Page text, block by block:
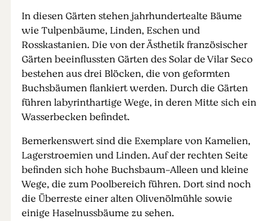
In diesen Gärten stehen jahrhundertealte Bäume
wie Tulpenbäume, Linden, Eschen und
Rosskastanien. Die von der Ästhetik französischer
Gärten beeinflussten Gärten des Solar de Vilar Seco
bestehen aus drei Blöcken, die von geformten
Buchsbäumen flankiert werden. Durch die Gärten
führen labyrinthartige Wege, in deren Mitte sich ein
Wasserbecken befindet.
Bemerkenswert sind die Exemplare von Kamelien,
Lagerstroemien und Linden. Auf der rechten Seite
befinden sich hohe Buchsbaum-Alleen und kleine
Wege, die zum Poolbereich führen. Dort sind noch
die Überreste einer alten Olivenölmühle sowie
einige Haselnussbäume zu sehen.